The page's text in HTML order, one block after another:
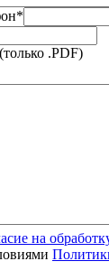
.PDF)
на